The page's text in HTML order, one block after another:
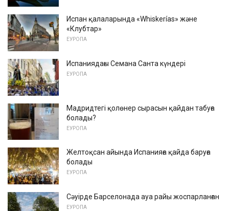
Испан қалаларында «Whiskerías» және
«Клубтар»
ЕУРОПА
Испаниядағы Семана Санта күндері
ЕУРОПА
Мадридтегі қолөнер сырасын қайдан табуға
болады?
ЕУРОПА
Желтоқсан айында Испанияға қайда баруға
болады
ЕУРОПА
Сәуірде Барселонада ауа райы жоспарланған
ЕУРОПА